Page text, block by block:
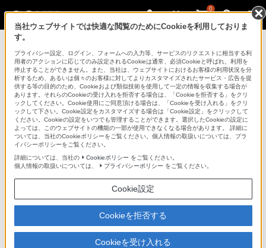
0
BDZ-RX30
デジタルハイビジョンチューナー内蔵HDD搭載ブルーレイディスク/DVDレコーダー
BDZ-RX30
主な仕様
BDZ-RX30
2009年9月
当社ウェブサイトでは快適な閲覧のためにCookieを利用しておりま
す。
プライバシー設定、ログイン、フォームへの入力等、サービスのリクエストに相当する利
用者のアクションに応じてのみ設定されるCookieは通常、必須Cookieと呼ばれ、利用を
停止することができません。また、当社は、ウェブサイトにおけるお客様の利用状況を分
析するため、あるいは個々のお客様に対してよりカスタマイズされたサービス・広告を提
供する等の目的のため、Cookieおよび類似技術を使用して一定の情報を収集する場合が
あります。それらのCookieの受け入れを拒否する場合は、「Cookieを拒否する」をクリ
ックしてください。Cookie使用にご同意頂ける場合は、「Cookieを受け入れる」をクリ
ックして下さい。Cookie設定をカスタマイズする場合は「Cookie設定」をクリックして
ください。Cookieの設定をいつでも管理することができます。選択したCookieの設定に
よっては、このウェブサイトの機能の一部が使用できなくなる場合があります。 詳細に
ついては、当社のCookieポリシーをご覧ください。個人情報の取扱いについては、プラ
イバシーポリシーをご覧ください。
詳細については、当社の
Cookieポリシー をご覧ください。
個人情報の取扱いについては、
プライバシーポリシー をご覧ください。
Cookie設定
Cookieを拒否する
Cookieを受け入れる